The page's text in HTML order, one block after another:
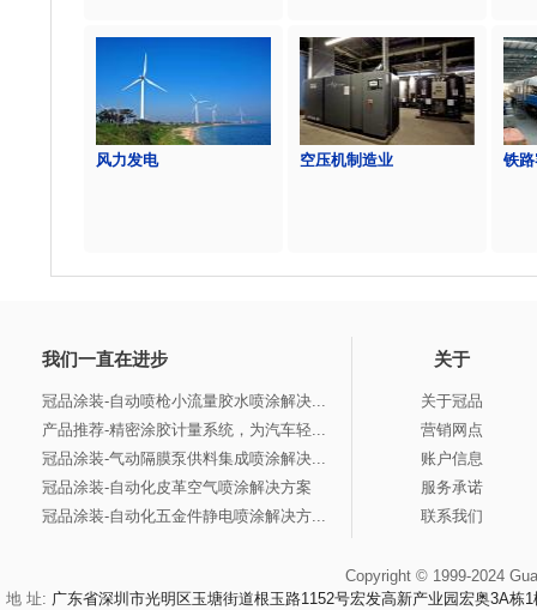
风力发电 空压机制造业 铁
我们一直在进步
冠品涂装-自动喷枪小流量胶水喷涂解决...
产品推荐-精密涂胶计量系统，为汽车轻...
冠品涂装-气动隔膜泵供料集成喷涂解决...
冠品涂装-自动化皮革空气喷涂解决方案
冠品涂装-自动化五金件静电喷涂解决方...
关于
关于冠品
营销网点
账户信息
服务承诺
联系我们
Copyright © 1999-2024
地 址: 广东省深圳市光明区玉塘街道根玉路1152号宏发高新产业园宏奥3A栋1